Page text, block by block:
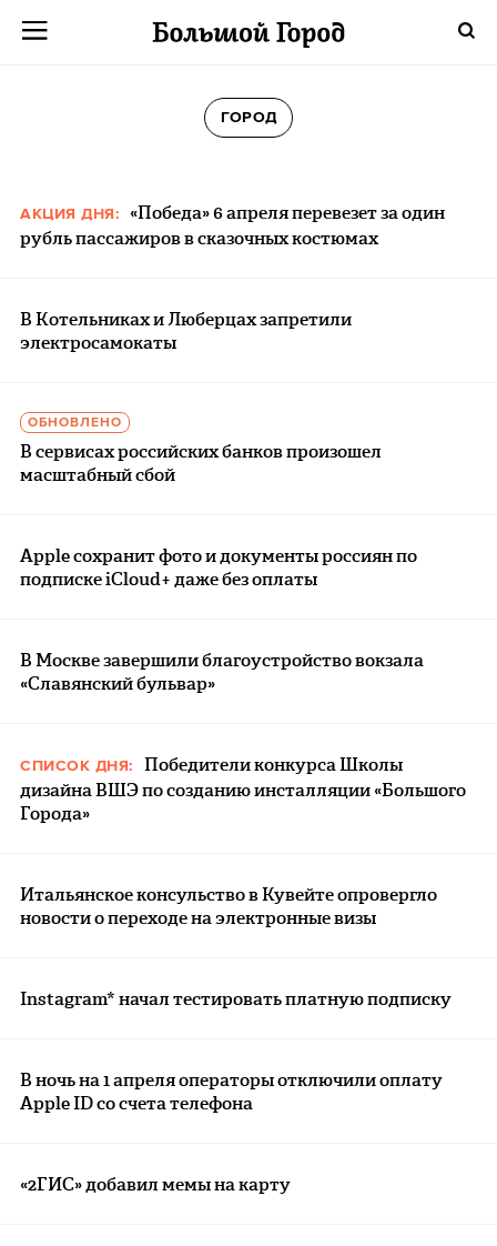
ГОРОД
АКЦИЯ ДНЯ:
«Победа» 6 апреля перевезет за один
рубль пассажиров в сказочных костюмах
В Котельниках и Люберцах запретили
электросамокаты
ОБНОВЛЕНО
В сервисах российских банков произошел
масштабный сбой
Apple сохранит фото и документы россиян по
подписке iCloud+ даже без оплаты
В Москве завершили благоустройство вокзала
«Славянский бульвар»
СПИСОК ДНЯ:
Победители конкурса Школы
дизайна ВШЭ по созданию инсталляции «Большого
Города»
Итальянское консульство в Кувейте опровергло
новости о переходе на электронные визы
Instagram* начал тестировать платную подписку
В ночь на 1 апреля операторы отключили оплату
Apple ID со счета телефона
«2ГИС» добавил мемы на карту